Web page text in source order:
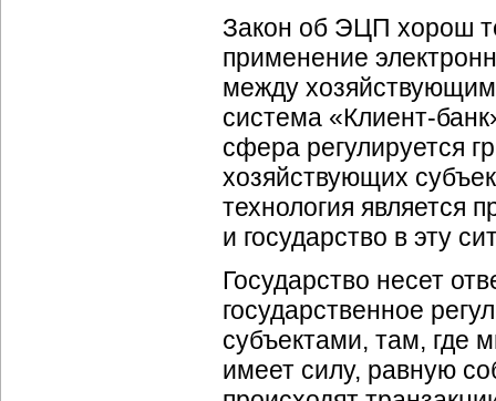
Закон об ЭЦП хорош
применение
между
система «Клиент-банк
сфера регулируется
хозяйствующих
технология является
и государство в эту
Государство несет
государственное
субъектами, там, где
имеет силу, равную